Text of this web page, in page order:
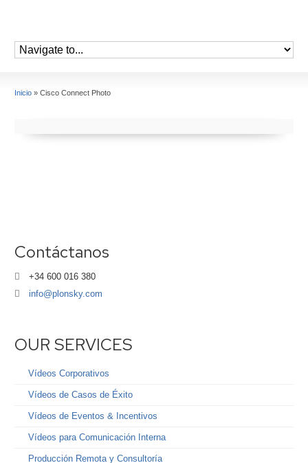
Inicio » Cisco Connect Photo
Contáctanos
+34 600 016 380
info@plonsky.com
OUR SERVICES
Vídeos Corporativos
Vídeos de Casos de Éxito
Vídeos de Eventos & Incentivos
Vídeos para Comunicación Interna
Producción Remota y Consultoría